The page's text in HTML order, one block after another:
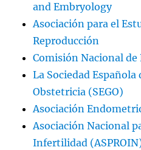
and Embryology
Asociación para el
Reproducción
Comisión Nacional
La Sociedad
Obstetricia (SEGO)
Asociación
Asociación Nacional
Infertilidad